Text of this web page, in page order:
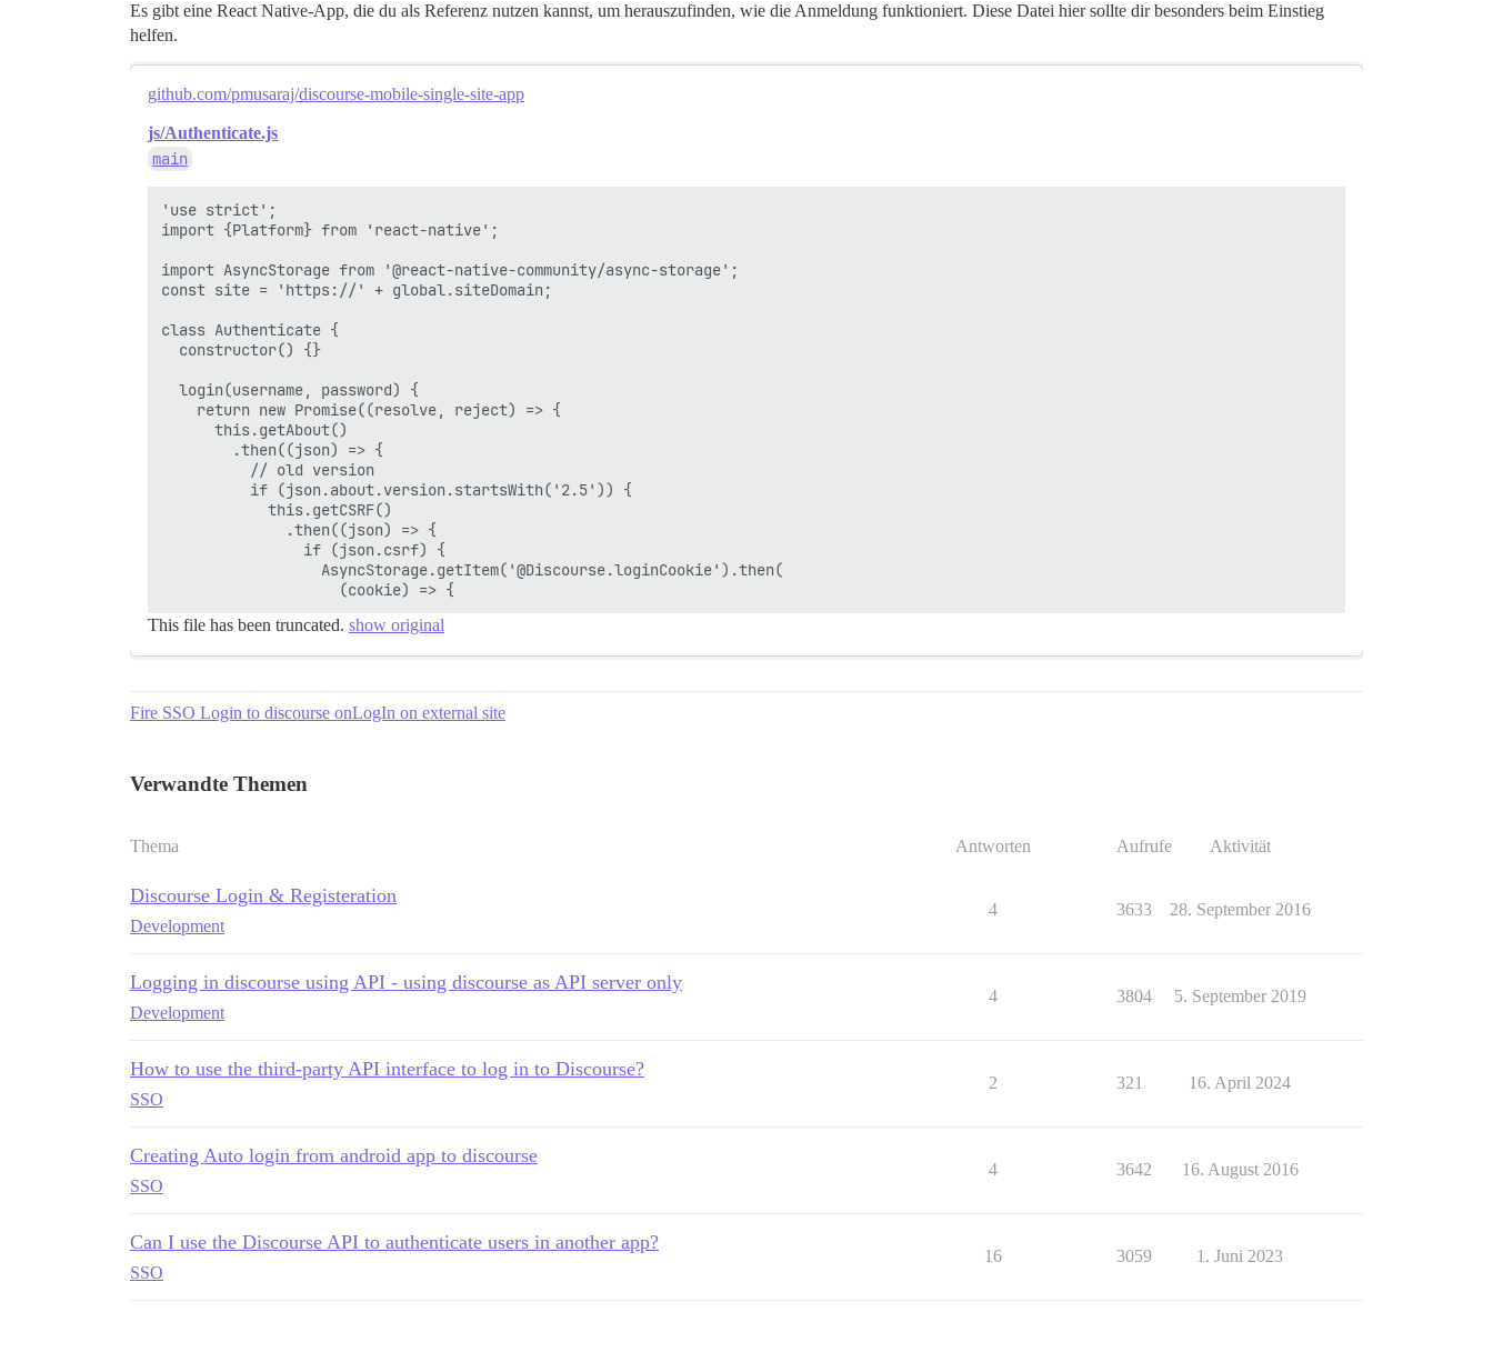
Es gibt eine React Native-App, die du als Referenz nutzen kannst, um herauszufinden, wie die Anmeldung funktioniert. Diese Datei hier sollte dir besonders beim Einstieg
helfen.
github.com/pmusaraj/discourse-mobile-single-site-app
js/Authenticate.js
main
'use strict';
import {Platform} from 'react-native';
import AsyncStorage from '@react-native-community/async-storage';
const site = 'https://' + global.siteDomain;
class Authenticate {
  constructor() {}
  login(username, password) {
    return new Promise((resolve, reject) => {
      this.getAbout()
        .then((json) => {
          // old version
          if (json.about.version.startsWith('2.5')) {
            this.getCSRF()
              .then((json) => {
                if (json.csrf) {
                  AsyncStorage.getItem('@Discourse.loginCookie').then(
This file has been truncated. show original
Fire SSO Login to discourse onLogIn on external site
Verwandte Themen
Thema Antworten Aufrufe Aktivität
Discourse Login & Registeration
Development
4 3633 28. September 2016
Logging in discourse using API - using discourse as API server only
Development
4 3804 5. September 2019
How to use the third-party API interface to log in to Discourse?
SSO
2 321 16. April 2024
Creating Auto login from android app to discourse
SSO
4 3642 16. August 2016
Can I use the Discourse API to authenticate users in another app?
SSO
16 3059 1. Juni 2023